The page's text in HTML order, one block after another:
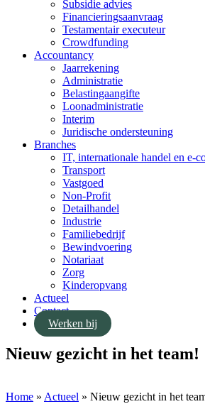
Subsidie advies
Financieringsaanvraag
Testamentair executeur
Crowdfunding
Accountancy
Jaarrekening
Administratie
Belastingaangifte
Loonadministratie
Interim
Juridische ondersteuning
Branches
IT, internationale handel en e-
Transport
Vastgoed
Non-Profit
Detailhandel
Industrie
Familiebedrijf
Bewindvoering
Notariaat
Zorg
Kinderopvang
Actueel
Contact
Werken bij
Nieuw gezicht in het team!
Home » Actueel » Nieuw gezicht in het